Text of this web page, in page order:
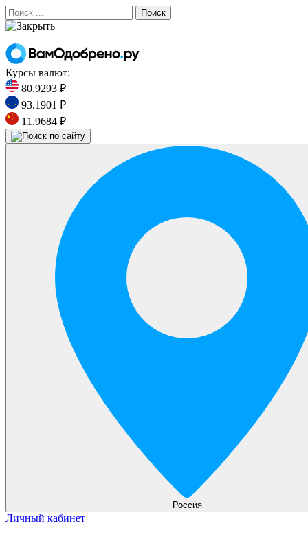
Поиск
Курсы валют:
80.9293 ₽
93.1901 ₽
11.9684 ₽
Россия
Личный кабинет